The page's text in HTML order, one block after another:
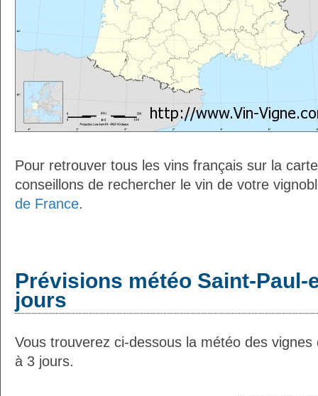
Pour retrouver tous les vins français sur la
conseillons de rechercher le vin de votre
de France.
Prévisions météo Saint-Paul-
jours
Vous trouverez ci-dessous la météo des
à 3 jours.